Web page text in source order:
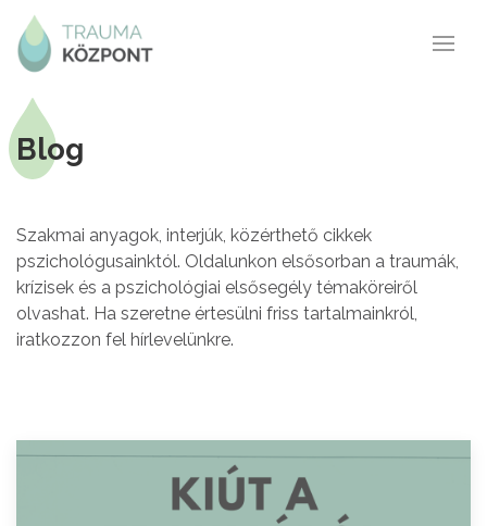
Blog
Szakmai anyagok, interjúk, közérthető cikkek
pszichológusainktól. Oldalunkon elsősorban a traumák,
krízisek és a pszichológiai elsősegély témaköreiről
olvashat. Ha szeretne értesülni friss tartalmainkról,
iratkozzon fel hírlevelünkre.